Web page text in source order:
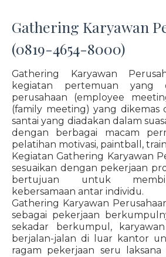
Gathering Karyawan
(0819-4654-8000)
Gathering Karyawan
kegiatan pertemuan yang
perusahaan (employee
(family meeting) yang dikemas
santai yang diadakan dalam
dengan berbagai macam
pelatihan motivasi, paintball,
Kegiatan Gathering Karyawan
sesuaikan dengan pekerjaan
bertujuan untuk
kebersamaan antar individu.
Gathering Karyawan
sebagai pekerjaan
sekadar berkumpul,
berjalan-jalan di luar kantor
ragam pekerjaan seru